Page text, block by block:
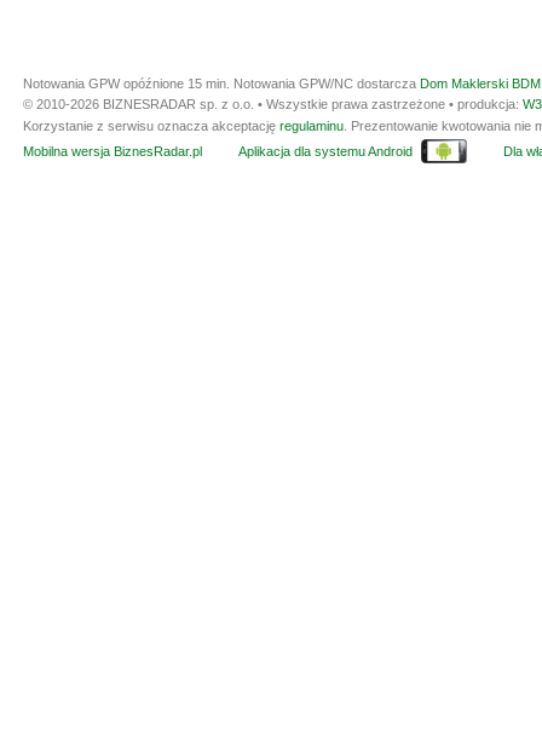
Notowania GPW opóźnione 15 min. Notowania GPW/NC dostarcza Dom Maklerski
© 2010-2026 BIZNESRADAR sp. z o.o. • Wszystkie prawa zastrzeżone • produkcja:
Korzystanie z serwisu oznacza akceptację regulaminu . Prezentowanie kwotowania
Mobilna wersja BiznesRadar.pl
Aplikacja dla systemu Android Dla